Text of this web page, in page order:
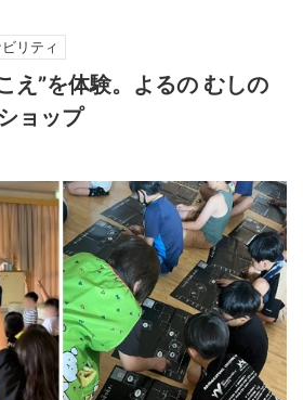
リティ
え”を体験。よるの むしの
ョップ